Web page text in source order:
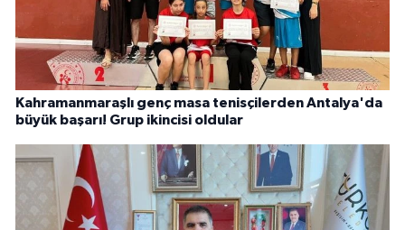
Kahramanmaraşlı genç masa tenisçilerden Antalya'da
büyük başarı! Grup ikincisi oldular